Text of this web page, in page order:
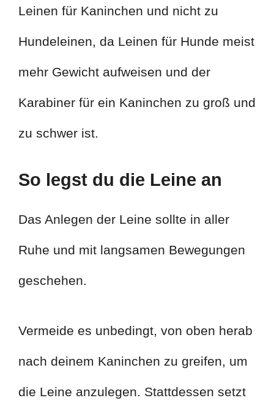
Leinen für Kaninchen und nicht zu
Hundeleinen, da Leinen für Hunde meist
mehr Gewicht aufweisen und der
Karabiner für ein Kaninchen zu groß und
zu schwer ist.
So legst du die Leine an
Das Anlegen der Leine sollte in aller
Ruhe und mit langsamen Bewegungen
geschehen.
Vermeide es unbedingt, von oben herab
nach deinem Kaninchen zu greifen, um
die Leine anzulegen. Stattdessen setzt